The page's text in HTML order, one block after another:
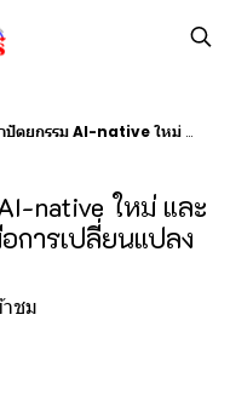
ใหม่ และ โซลูชัน Hybrid Cloud รับมือการเปลี่ยนแปลงทางธุรกิจ
native ใหม่ และ
การเปลี่ยนแปลง
ชม